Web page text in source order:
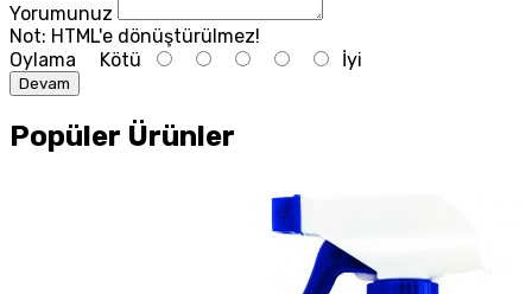
Yorumunuz
Not: HTML'e dönüştürülmez!
Oylama Kötü İyi
Devam
Popüler Ürünler